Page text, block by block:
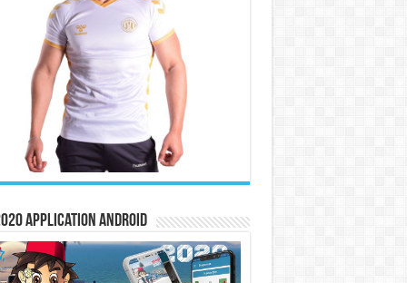
Application Android